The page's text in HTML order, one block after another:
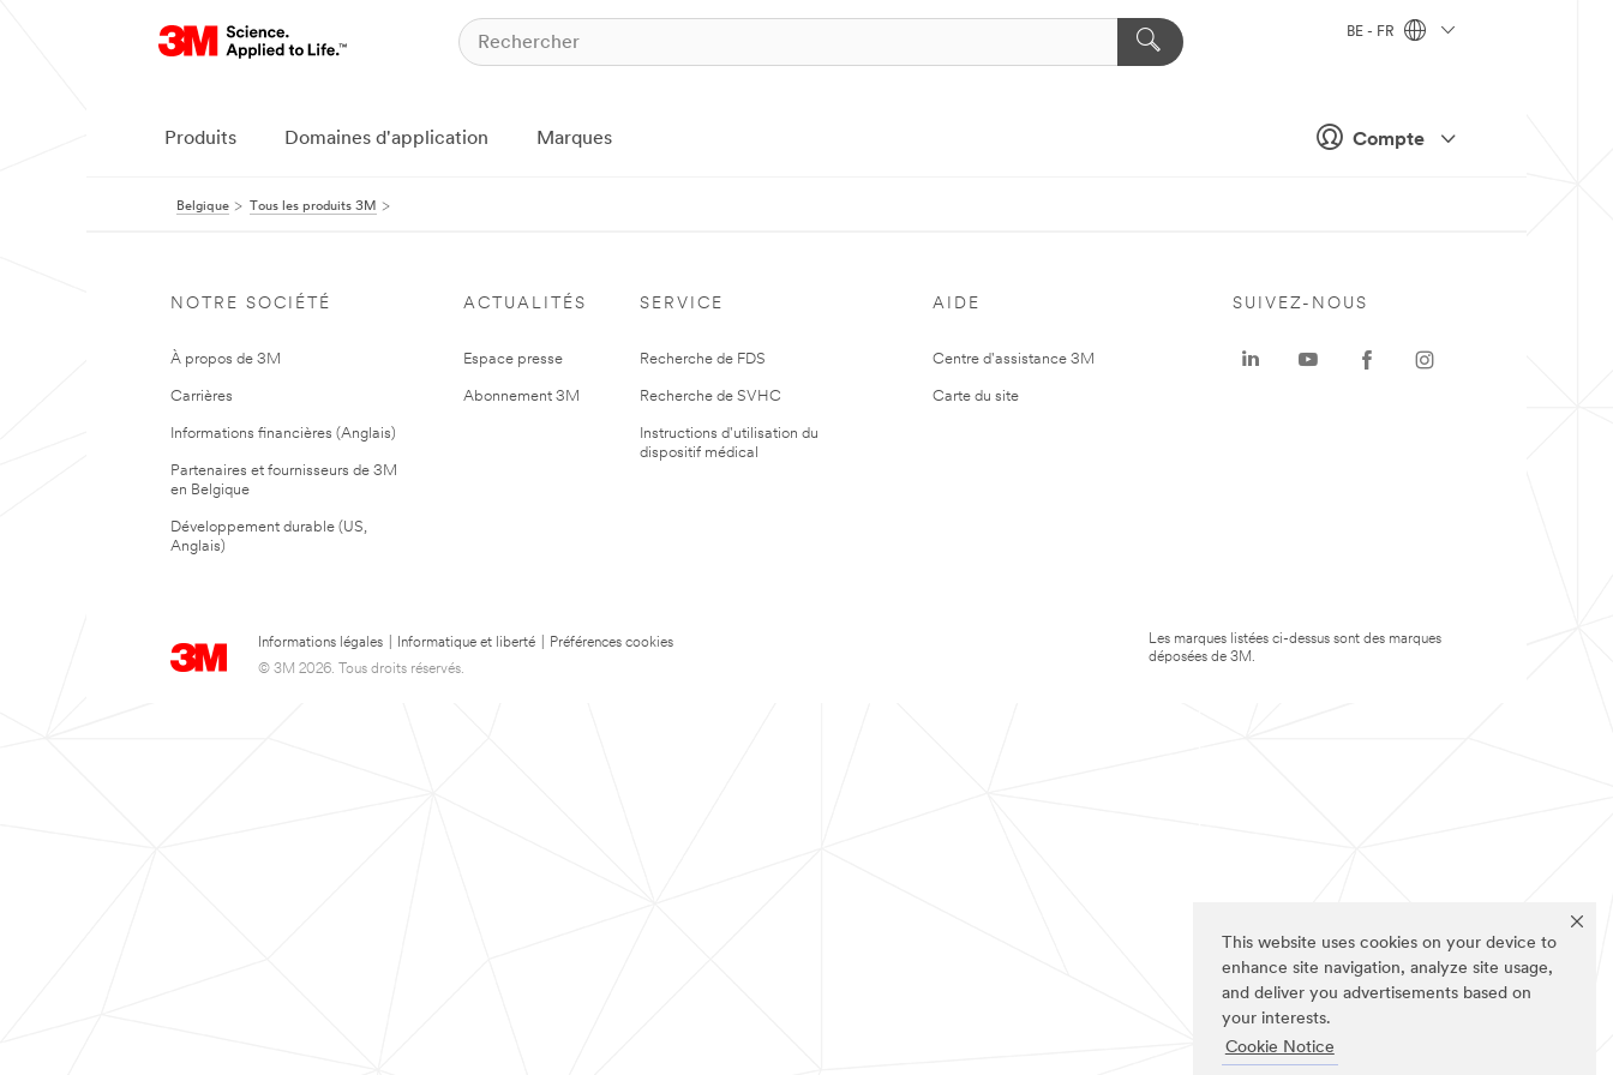
This website uses cookies on your device to
enhance site navigation, analyze site usage,
and deliver you advertisements based on
your interests.
Cookie Notice
Compte
BE - FR
Produits Domaines d'application Marques
Belgique Tous les produits 3M
NOTRE SOCIÉTÉ
À propos de 3M
Carrières
Informations financières (Anglais)
Partenaires et fournisseurs de 3M
en Belgique
Développement durable (US,
Anglais)
ACTUALITÉS
Espace presse
Abonnement 3M
SERVICE
Recherche de FDS
Recherche de SVHC
Instructions d'utilisation du
dispositif médical
AIDE
Centre d'assistance 3M
Carte du site
Informations légales Informatique et liberté
Préférences cookies
© 3M 2026. Tous droits réservés.
SUIVEZ-NOUS
Les marques listées ci-dessus sont des marques
déposées de 3M.